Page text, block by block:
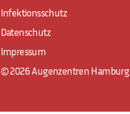
Infektionsschutz
Datenschutz
Impressum
© 2026 Augenzentren Hamburg